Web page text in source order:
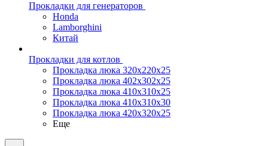
Прокладки для генераторов
Honda
Lamborghini
Китай
Прокладки для котлов
Прокладка люка 320x220x25
Прокладка люка 402x302x25
Прокладка люка 410x310x25
Прокладка люка 410х310х30
Прокладка люка 420x320x25
Еще